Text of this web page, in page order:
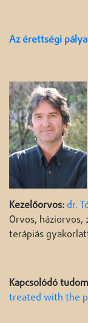
Az érettségi
Kezelőorvos: dr.
Orvos,
terápiás
Kapcsolódó
treated with the